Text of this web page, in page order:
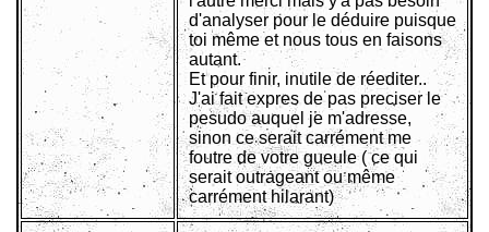
d'analyser pour le déduire puisque
toi même et nous tous en faisons
autant.
Et pour finir, inutile de réediter..
J'ai fait expres de pas preciser le
pesudo auquel je m'adresse,
sinon ce serait carrément me
foutre de votre gueule ( ce qui
serait outrageant ou même
carrément hilarant)